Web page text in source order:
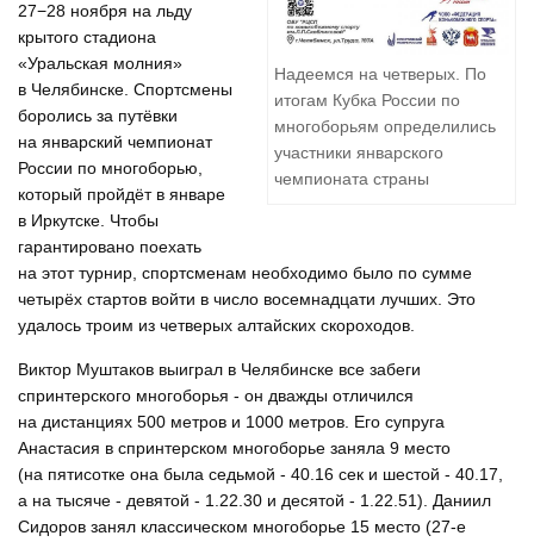
Надеемся на четверых. По
итогам Кубка России по
многоборьям определились
участники январского
чемпионата страны
27−28 ноября на льду
крытого стадиона
«Уральская молния»
в Челябинске. Спортсмены
боролись за путёвки
на январский чемпионат
России по многоборью,
который пройдёт в январе
в Иркутске. Чтобы
гарантировано поехать
на этот турнир, спортсменам необходимо было по сумме
четырёх стартов войти в число восемнадцати лучших. Это
удалось троим из четверых алтайских скороходов.
Виктор Муштаков выиграл в Челябинске все забеги
спринтерского многоборья - он дважды отличился
на дистанциях 500 метров и 1000 метров. Его супруга
Анастасия в спринтерском многоборье заняла 9 место
(на пятисотке она была седьмой - 40.16 сек и шестой - 40.17,
а на тысяче - девятой - 1.22.30 и десятой - 1.22.51). Даниил
Сидоров занял классическом многоборье 15 место (27-е